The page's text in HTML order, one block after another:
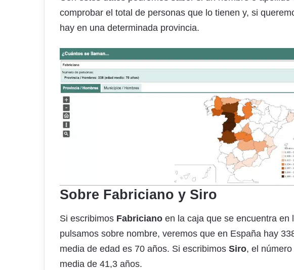
comprobar el total de personas que lo tienen y, si
hay en una determinada provincia.
Sobre Fabriciano y Siro
Si escribimos Fabriciano en la caja que se encuentra
pulsamos sobre nombre, veremos que en España hay
media de edad es 70 años. Si escribimos Siro, el
media de 41,3 años.